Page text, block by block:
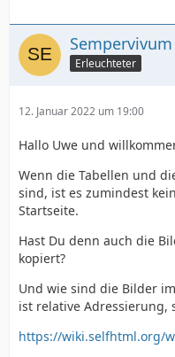
Sempervivum
Erleuchteter
12. Januar 2022 um 19:00
Hallo Uwe und
Wenn die Tabellen und
sind, ist es zumindest
Startseite.
Hast Du denn auch die
kopiert?
Und wie sind die Bilder
ist relative Adressierung,
https://wiki.selfhtml.org/